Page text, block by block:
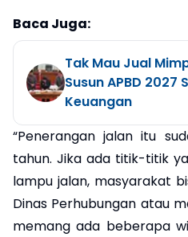
Baca Juga:
Tak Mau Jual
Susun APBD 2027
Keuangan
“Penerangan jalan itu
tahun. Jika ada titik-titik
lampu jalan, masyarakat
Dinas Perhubungan atau
memang ada beberapa